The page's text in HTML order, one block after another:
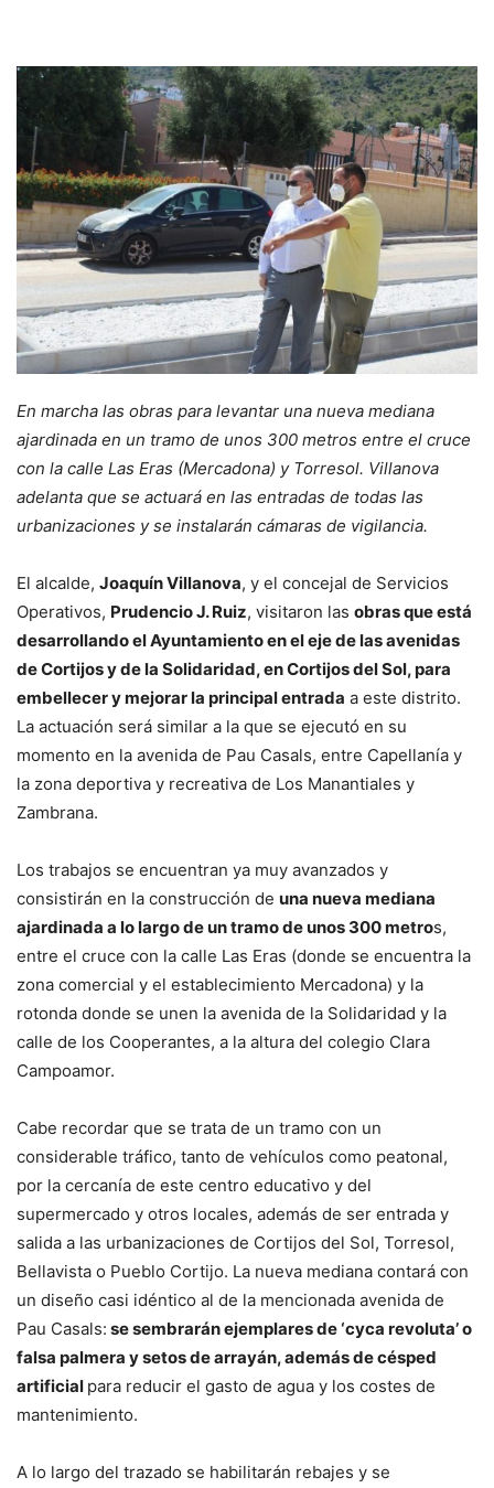
En marcha las obras para levantar una nueva mediana
ajardinada en un tramo de unos 300 metros entre el cruce
con la calle Las Eras (Mercadona) y Torresol. Villanova
adelanta que se actuará en las entradas de todas las
urbanizaciones y se instalarán cámaras de vigilancia.
El alcalde, Joaquín Villanova, y el concejal de Servicios
Operativos, Prudencio J. Ruiz, visitaron las obras que está
desarrollando el Ayuntamiento en el eje de las avenidas
de Cortijos y de la Solidaridad, en Cortijos del Sol, para
embellecer y mejorar la principal entrada a este distrito.
La actuación será similar a la que se ejecutó en su
momento en la avenida de Pau Casals, entre Capellanía y
la zona deportiva y recreativa de Los Manantiales y
Zambrana.
Los trabajos se encuentran ya muy avanzados y
consistirán en la construcción de una nueva mediana
ajardinada a lo largo de un tramo de unos 300 metros,
entre el cruce con la calle Las Eras (donde se encuentra la
zona comercial y el establecimiento Mercadona) y la
rotonda donde se unen la avenida de la Solidaridad y la
calle de los Cooperantes, a la altura del colegio Clara
Campoamor.
Cabe recordar que se trata de un tramo con un
considerable tráfico, tanto de vehículos como peatonal,
por la cercanía de este centro educativo y del
supermercado y otros locales, además de ser entrada y
salida a las urbanizaciones de Cortijos del Sol, Torresol,
Bellavista o Pueblo Cortijo. La nueva mediana contará con
un diseño casi idéntico al de la mencionada avenida de
Pau Casals: se sembrarán ejemplares de ‘cyca revoluta’ o
falsa palmera y setos de arrayán, además de césped
artificial para reducir el gasto de agua y los costes de
mantenimiento.
A lo largo del trazado se habilitarán rebajes y se